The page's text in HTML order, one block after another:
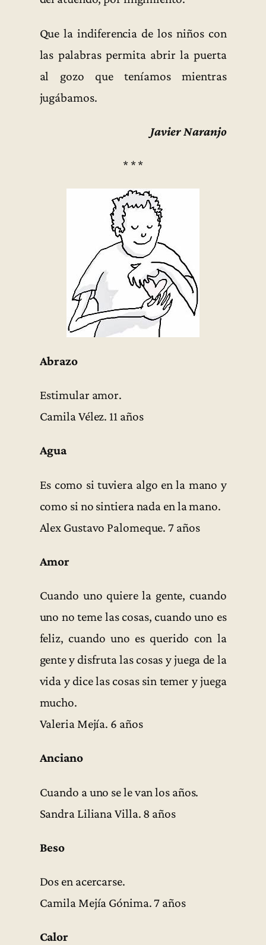
Que la indiferencia de los niños con
las palabras permita abrir la puerta
al gozo que teníamos mientras
jugábamos.
Javier Naranjo
* * *
Abrazo
Estimular amor.
Camila Vélez. 11 años
Agua
Es como si tuviera algo en la mano y
como si no sintiera nada en la mano.
Alex Gustavo Palomeque. 7 años
Amor
Cuando uno quiere la gente, cuando
uno no teme las cosas, cuando uno es
feliz, cuando uno es querido con la
gente y disfruta las cosas y juega de la
vida y dice las cosas sin temer y juega
mucho.
Valeria Mejía. 6 años
Anciano
Cuando a uno se le van los años.
Sandra Liliana Villa. 8 años
Beso
Dos en acercarse.
Camila Mejía Gónima. 7 años
Calor